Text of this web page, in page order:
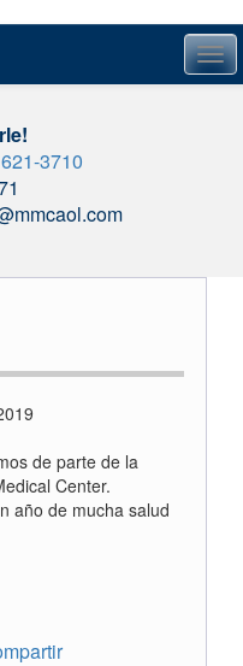
3710
de parte de la
Center.
año de mucha salud